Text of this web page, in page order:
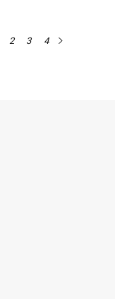
2 3 4